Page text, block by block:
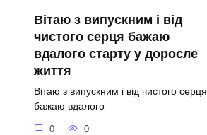
Вітаю з випускним і від
чистого серця бажаю
вдалого старту у доросле
життя
Вітаю з випускним і від чистого серця
бажаю вдалого
0 0